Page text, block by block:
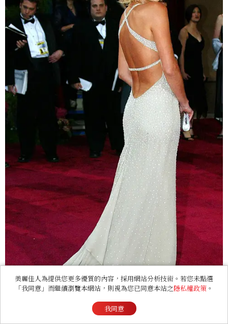
美麗佳人為提供您更多優質的內容，採用網站分析技術。若您未點選
「我同意」而繼續瀏覽本網站，則視為您已同意本站之隱私權政策 。
我同意